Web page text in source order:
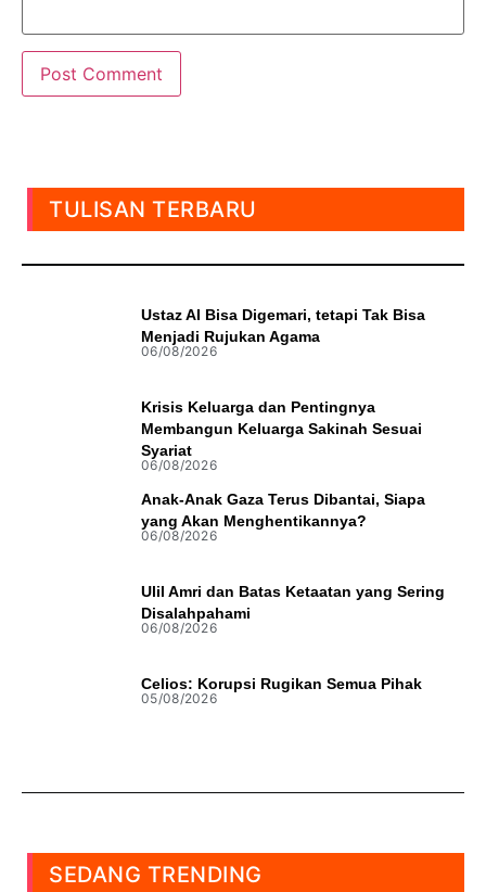
TULISAN TERBARU
Ustaz AI Bisa Digemari, tetapi Tak Bisa
Menjadi Rujukan Agama
06/08/2026
Krisis Keluarga dan Pentingnya
Membangun Keluarga Sakinah Sesuai
Syariat
06/08/2026
Anak-Anak Gaza Terus Dibantai, Siapa
yang Akan Menghentikannya?
06/08/2026
Ulil Amri dan Batas Ketaatan yang Sering
Disalahpahami
06/08/2026
Celios: Korupsi Rugikan Semua Pihak
05/08/2026
SEDANG TRENDING